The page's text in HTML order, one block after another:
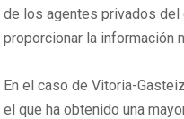
de los agentes privados del
proporcionar la información
En el caso de Vitoria-
el que ha obtenido una